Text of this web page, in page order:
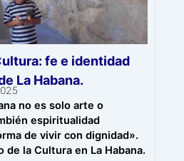
fe e identidad
La Habana.
no es solo arte o
espiritualidad
de vivir con dignidad».
de la Cultura en La Habana.